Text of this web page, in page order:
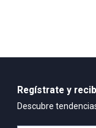
Regístrate y
Descubre